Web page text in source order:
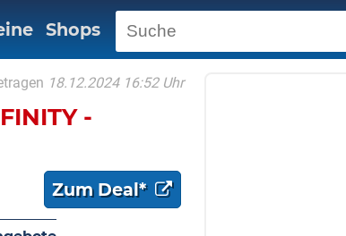
Shops
18.12.2024 16:52 Uhr
-
Zum Deal*